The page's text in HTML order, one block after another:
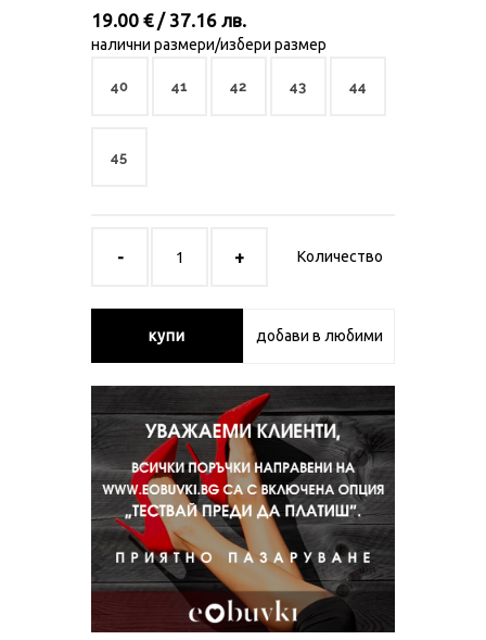
19.00 € / 37.16 лв.
налични размери/избери размер
40 41 42 43 44
45
Количество
купи добави в любими